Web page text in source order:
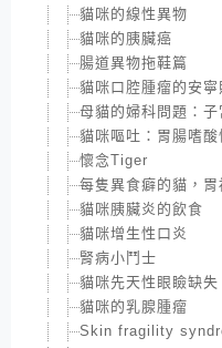
貓咪的線性異物
貓咪的胰臟癌
腸道異物拖鞋篇
貓咪口腔腫瘤的安寧
母貓的婦科問題：子
貓咪嘔吐：胃腸嗜
懷念Tiger
每隻異食癖的貓，
貓咪胰臟炎的飲食
貓咪增生性口炎
腎病小鬥士
貓咪先天性眼瞼缺失
貓咪的乳腺腫瘤
Skin fragility